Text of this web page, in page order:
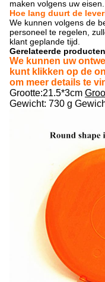
maken volgens uw eisen.
Hoe lang duurt de
We kunnen volgens de
personeel te regelen,
klant geplande tijd.
Gerelateerde producten
We kunnen uw
kunt klikken op de
om meer details te
Grootte:21.5*3cm
Gewicht: 730 g